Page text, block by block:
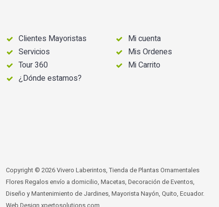
Clientes Mayoristas
Servicios
Tour 360
¿Dónde estamos?
Mi cuenta
Mis Ordenes
Mi Carrito
Copyright © 2026 Vivero Laberintos, Tienda de Plantas Ornamentales
Flores Regalos envío a domicilio, Macetas, Decoración de Eventos,
Diseño y Mantenimiento de Jardines, Mayorista Nayón, Quito, Ecuador.